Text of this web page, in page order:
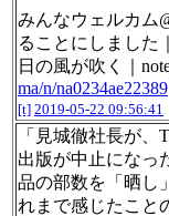
みんなウェルカム
ることにしまし
日の風が吹く｜
ma/n/na0234ae22389
[t] 2019-05-22 09:56:41
「見城徹社長が
出版が中止になっ
品の部数を「晒し
れまで感じたこと